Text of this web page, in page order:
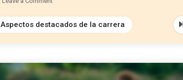
Aspectos destacados de la carrera